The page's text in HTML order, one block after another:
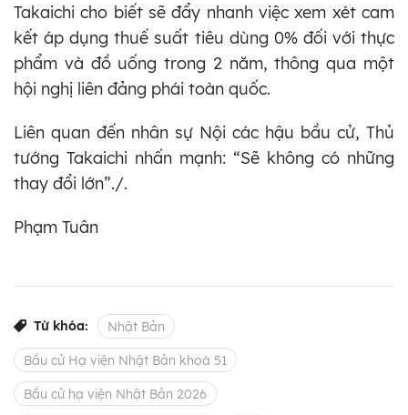
Takaichi cho biết sẽ đẩy nhanh việc xem xét cam
kết áp dụng thuế suất tiêu dùng 0% đối với thực
phẩm và đồ uống trong 2 năm, thông qua một
hội nghị liên đảng phái toàn quốc.
Liên quan đến nhân sự Nội các hậu bầu cử, Thủ
tướng Takaichi nhấn mạnh: “Sẽ không có những
thay đổi lớn”./.
Phạm Tuân
Từ khóa: Nhật Bản
Bầu cử Hạ viện Nhật Bản khoá 51
Bầu cử hạ viện Nhật Bản 2026